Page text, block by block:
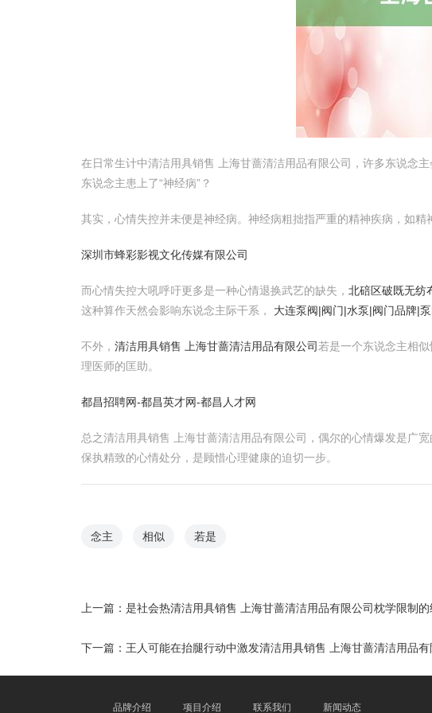
在日常生计中清洁用具销售 上海甘蔷清洁用品有限公司，许多东说念
东说念主患上了“神经病”？
其实，心情失控并未便是神经病。神经病粗拙指严重的精神疾病，如
深圳市蜂彩影视文化传媒有限公司
而心情失控大吼呼吁更多是一种心情退换武艺的缺失， 北碚区破既无纺
这种算作天然会影响东说念主际干系， 大连泵阀|阀门|水泵|阀门品牌|
不外， 清洁用具销售 上海甘蔷清洁用品有限公司 若是一个东说念主相
理医师的匡助。
都昌招聘网-都昌英才网-都昌人才网
总之清洁用具销售 上海甘蔷清洁用品有限公司，偶尔的心情爆发是广
保执精致的心情处分，是顾惜心理健康的迫切一步。
念主 相似 若是
上一篇： 是社会热清洁用具销售 上海甘蔷清洁用品有限公司枕学限制
下一篇： 王人可能在抬腿行动中激发清洁用具销售 上海甘蔷清洁用品
品牌介绍 项目介绍 联系我们 新闻动态